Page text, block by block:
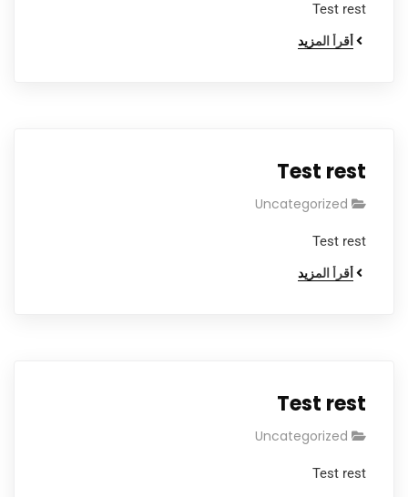
Test rest
أقرأ المزيد
Test rest
Uncategorized
Test rest
أقرأ المزيد
Test rest
Uncategorized
Test rest